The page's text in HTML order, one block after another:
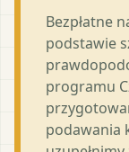
Bezpłatne
podstawie
programu
podawania